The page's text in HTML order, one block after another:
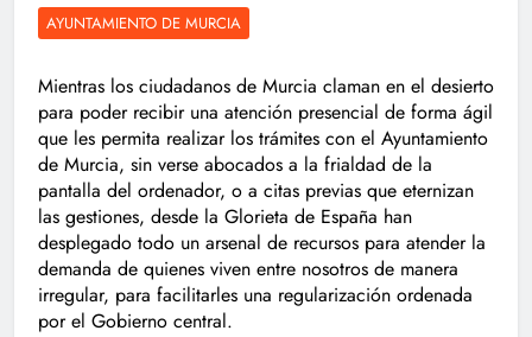
AYUNTAMIENTO DE MURCIA
Mientras los ciudadanos de Murcia claman en el desierto
para poder recibir una atención presencial de forma ágil
que les permita realizar los trámites con el Ayuntamiento
de Murcia, sin verse abocados a la frialdad de la
pantalla del ordenador, o a citas previas que eternizan
las gestiones, desde la Glorieta de España han
desplegado todo un arsenal de recursos para atender la
demanda de quienes viven entre nosotros de manera
irregular, para facilitarles una regularización ordenada
por el Gobierno central.